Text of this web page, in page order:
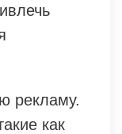
рекламу.
как